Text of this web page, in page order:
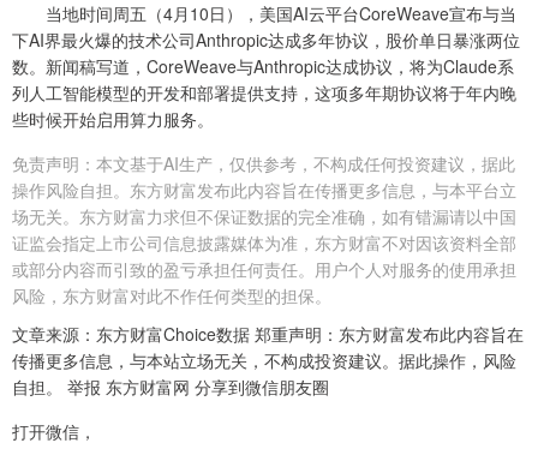
当地时间周五（4月10日），美国AI云平台CoreWeave宣布与当
下AI界最火爆的技术公司Anthropic达成多年协议，股价单日暴涨两位
数。新闻稿写道，CoreWeave与Anthropic达成协议，将为Claude系
列人工智能模型的开发和部署提供支持，这项多年期协议将于年内晚
些时候开始启用算力服务。
免责声明：本文基于AI生产，仅供参考，不构成任何投资建议，据此
操作风险自担。东方财富发布此内容旨在传播更多信息，与本平台立
场无关。东方财富力求但不保证数据的完全准确，如有错漏请以中国
证监会指定上市公司信息披露媒体为准，东方财富不对因该资料全部
或部分内容而引致的盈亏承担任何责任。用户个人对服务的使用承担
风险，东方财富对此不作任何类型的担保。
文章来源：东方财富Choice数据 郑重声明：东方财富发布此内容旨在
传播更多信息，与本站立场无关，不构成投资建议。据此操作，风险
自担。 举报 东方财富网 分享到微信朋友圈
打开微信，